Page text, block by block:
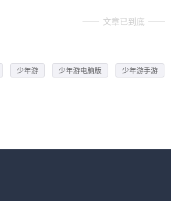
文章已到底
少年游 少年游电脑版 少年游手游